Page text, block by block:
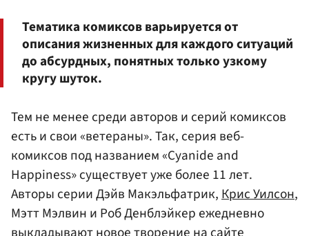
Тематика комиксов варьируется от
описания жизненных для каждого ситуаций
до абсурдных, понятных только узкому
кругу шуток.
Тем не менее среди авторов и серий комиксов
есть и свои «ветераны». Так, серия веб-
комиксов под названием «Cyanide and
Happiness» существует уже более 11 лет.
Авторы серии Дэйв Макэльфатрик,Крис Уилсон,
Мэтт Мэлвин и Роб Денблэйкер ежедневно